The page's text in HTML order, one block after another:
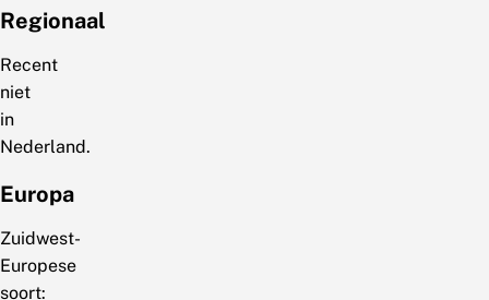
Regionaal
Recent
niet
in
Nederland.
Europa
Zuidwest-
Europese
soort: